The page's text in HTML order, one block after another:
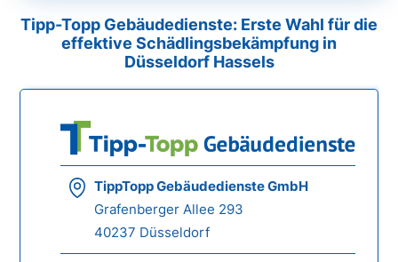
Tipp-Topp Gebäudedienste: Erste Wahl für die
effektive Schädlingsbekämpfung in
Düsseldorf Hassels
TippTopp Gebäudedienste GmbH
Grafenberger Allee 293
40237 Düsseldorf